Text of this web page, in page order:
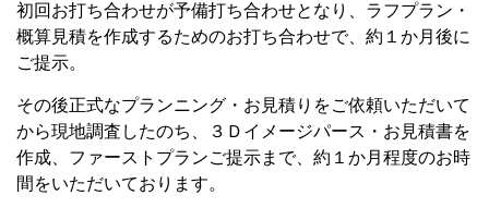
初回お打ち合わせが予備打ち合わせとなり、ラフプラン・
概算見積を作成するためのお打ち合わせで、約１か月後に
ご提示。
その後正式なプランニング・お見積りをご依頼いただいて
から現地調査したのち、３Ｄイメージパース・お見積書を
作成、ファーストプランご提示まで、約１か月程度のお時
間をいただいております。